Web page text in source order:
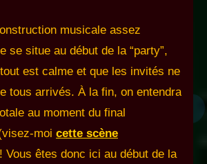
musicale assez
se situe au début de la “party”,
est calme et que les invités ne
tous arrivés. À la fin, on entendra
au moment du final
moi cette scène
Vous êtes donc ici au début de la